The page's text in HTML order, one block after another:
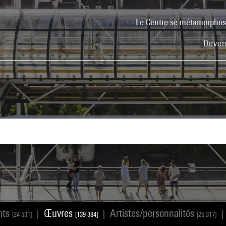
Le Centre se
[24 531] Œuvres [139 384] Artistes/personnalités [25 317]